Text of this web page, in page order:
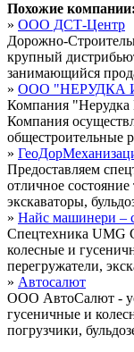
Похожие компании:
» ООО ДСТ-Центр
Дорожно-
крупный
занимающийся
» ООО "НЕРУДКА
Компания "Нерудка
Компания
общестроительные
»
Предоставляем
отличное
экскаваторы,
» Найс машинери –
Спецтехника UMG
колесные и
перегружатели,
» Автосалют
ООО АвтоСалют -
гусеничные и
погрузчики,